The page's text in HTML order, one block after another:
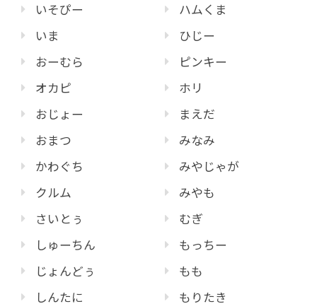
いそぴー
いま
おーむら
オカピ
おじょー
おまつ
かわぐち
クルム
さいとぅ
しゅーちん
じょんどぅ
しんたに
ハムくま
ひじー
ピンキー
ホリ
まえだ
みなみ
みやじゃが
みやも
むぎ
もっちー
もも
もりたき